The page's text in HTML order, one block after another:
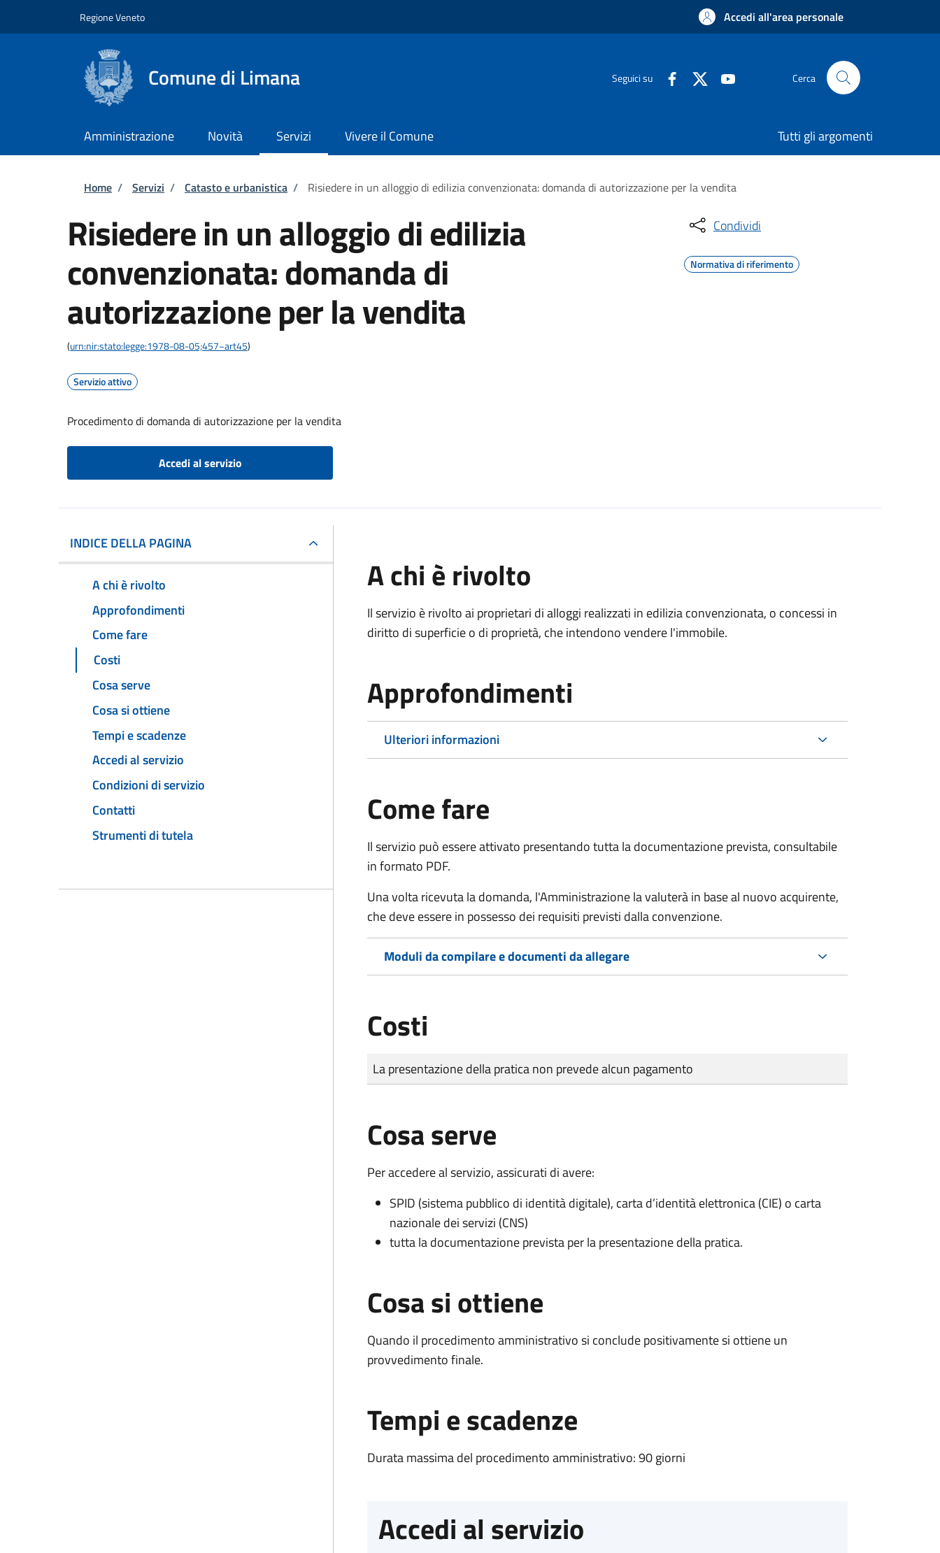
Regione Veneto Accedi all'area personale
Comune di Limana Seguici su Cerca
Amministrazione Novità Servizi Vivere il Comune Tutti gli argomenti
Briciole di pane
Home / Servizi / Catasto e urbanistica / Risiedere in un alloggio di edilizia convenzionata: domanda di autorizzazione per la vendita
Risiedere in un alloggio di edilizia
convenzionata: domanda di
autorizzazione per la vendita
(urn:nir:stato:legge:1978-08-05;457~art45)
Servizio attivo
Procedimento di domanda di autorizzazione per la vendita
Accedi al servizio
Condividi
Normativa di riferimento
INDICE DELLA PAGINA
A chi è rivolto
Approfondimenti
Come fare
Costi
Cosa serve
Cosa si ottiene
Tempi e scadenze
Accedi al servizio
Condizioni di servizio
Contatti
Strumenti di tutela
A chi è rivolto
Il servizio è rivolto ai proprietari di alloggi realizzati in edilizia convenzionata, o concessi in
diritto di superficie o di proprietà, che intendono vendere l'immobile.
Approfondimenti
Ulteriori informazioni
Come fare
Il servizio può essere attivato presentando tutta la documentazione prevista, consultabile
in formato PDF.
Una volta ricevuta la domanda, l'Amministrazione la valuterà in base al nuovo acquirente,
che deve essere in possesso dei requisiti previsti dalla convenzione.
Moduli da compilare e documenti da allegare
Costi
Tipo di pagamento
Importo
La presentazione della pratica non prevede alcun pagamento
Cosa serve
Per accedere al servizio, assicurati di avere:
SPID (sistema pubblico di identità digitale), carta d’identità elettronica (CIE) o carta
nazionale dei servizi (CNS)
tutta la documentazione prevista per la presentazione della pratica.
Cosa si ottiene
Quando il procedimento amministrativo si conclude positivamente si ottiene un
provvedimento finale.
Tempi e scadenze
Durata massima del procedimento amministrativo: 90 giorni
Accedi al servizio